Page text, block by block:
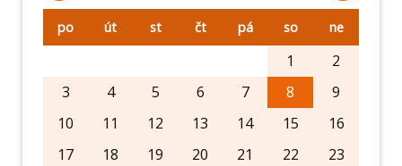
po út st čt pá so ne
1
2
3
4 5 6 7 8
9
10
11 12 13 14 15
16
17
18 19 20 21 22
23